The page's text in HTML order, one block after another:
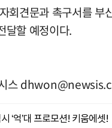
회견문과 촉구서를 부
달할 예정이다.
스